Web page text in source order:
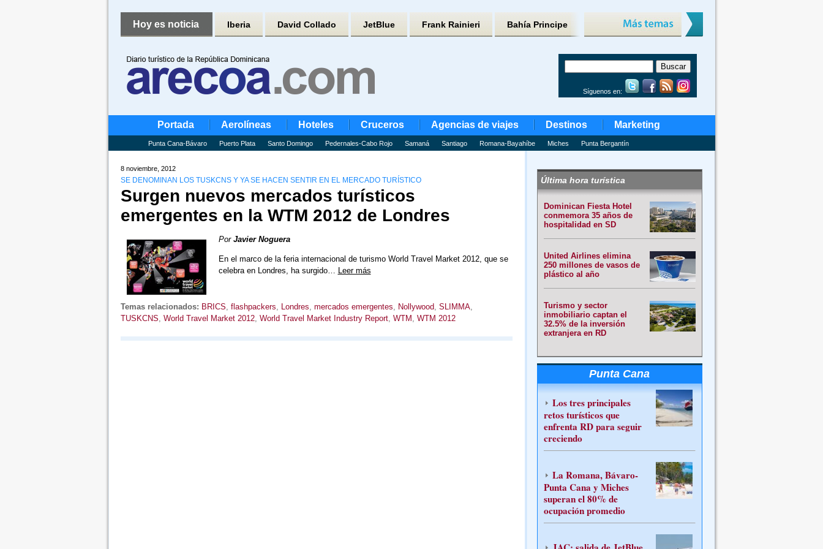
Hoy es noticia Iberia David Collado JetBlue Frank Rainieri Bahía Principe
Síguenos en:
Portada Aerolíneas Hoteles Cruceros Agencias de viajes Destinos Marketing
Punta Cana-Bávaro Puerto Plata Santo Domingo Pedernales-Cabo Rojo Samaná Santiago Romana-Bayahíbe Miches Punta Bergantín
8 noviembre, 2012
SE DENOMINAN LOS TUSKCNS Y YA SE HACEN SENTIR EN EL MERCADO TURÍSTICO
Surgen nuevos mercados turísticos
emergentes en la WTM 2012 de Londres
Por Javier Noguera
En el marco de la feria internacional de turismo World Travel Market 2012, que se
celebra en Londres, ha surgido… Leer más
Temas relacionados: BRICS, flashpackers, Londres, mercados emergentes, Nollywood, SLIMMA,
TUSKCNS, World Travel Market 2012, World Travel Market Industry Report, WTM , WTM 2012
Última hora turística
Dominican Fiesta Hotel
conmemora 35 años de
hospitalidad en SD
United Airlines elimina
250 millones de vasos de
plástico al año
Turismo y sector
inmobiliario captan el
32.5% de la inversión
extranjera en RD
Punta Cana
Los tres principales
retos turísticos que
enfrenta RD para seguir
creciendo
La Romana, Bávaro-
Punta Cana y Miches
superan el 80% de
ocupación promedio